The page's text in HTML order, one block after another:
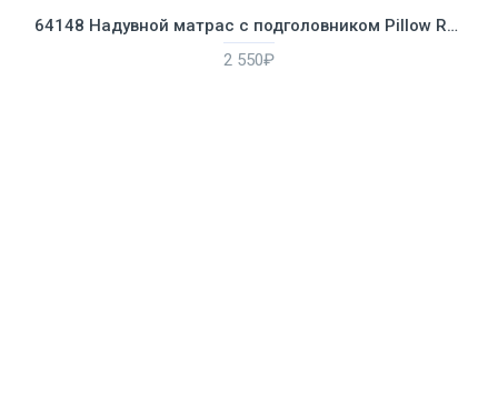
64148 Надувной матрас с подголовником Pillow Rest Classic Bed Fiber-Tech, 152х203х25см
2 550₽